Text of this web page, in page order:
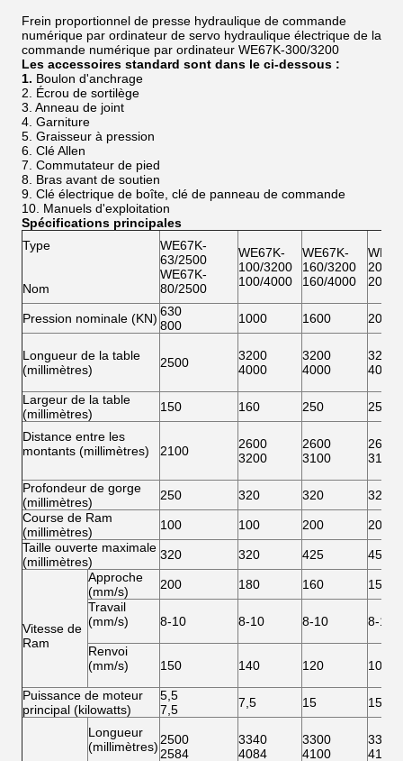
Frein proportionnel de presse hydraulique de commande
numérique par ordinateur de servo hydraulique électrique de la
commande numérique par ordinateur WE67K-300/3200
Les accessoires standard sont dans le ci-dessous :
1. Boulon d'anchrage
2. Écrou de sortilège
3. Anneau de joint
4. Garniture
5. Graisseur à pression
6. Clé Allen
7. Commutateur de pied
8. Bras avant de soutien
9. Clé électrique de boîte, clé de panneau de commande
10. Manuels d'exploitation
Spécifications principales
Type
Nom
WE67K-
63/2500
WE67K-
80/2500
WE67K-
100/3200
100/4000
WE67K-
160/3200
160/4000
200/
200/
Pression nominale (KN) 630
800
1000 1600 2000
Longueur de la table
(millimètres)
2500
3200
4000
3200
4000
3200
4000
Largeur de la table
(millimètres)
150 160 250 250
Distance entre les
montants (millimètres)
2100
2600
3200
2600
3100
2600
3100
Profondeur de gorge
(millimètres)
250 320 320
320
Course de Ram
(millimètres)
100 100 200
200
Taille ouverte maximale
(millimètres)
320 320 425 450
Vitesse de
Ram
Approche
(mm/s)
200 180 160
150
Travail
(mm/s)
8-10 8-10 8-10 8-10
Renvoi
(mm/s)
150 140 120 100
Puissance de moteur
principal (kilowatts)
5,5
7,5
7,5 15 15
Longueur
(millimètres) 2500
2584
3340
4084
3300
4100
3310
4100